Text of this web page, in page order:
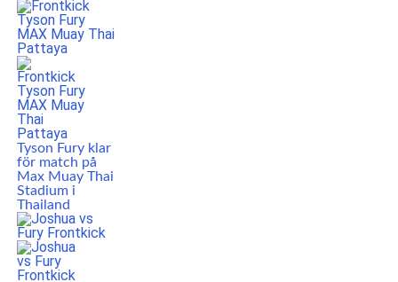
Tyson Fury klar
för match på
Max Muay Thai
Stadium i
Thailand